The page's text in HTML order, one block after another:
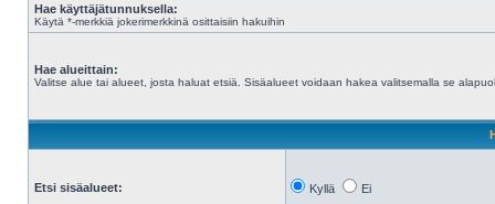
Hae käyttäjätunnuksella:
Käytä *-merkkiä jokerimerkkinä osittaisiin hakuihin
Hae alueittain:
Valitse alue tai alueet, josta haluat etsiä. Sisäalueet voidaan hakea valitsemalla se
Etsi sisäalueet: Kyllä Ei